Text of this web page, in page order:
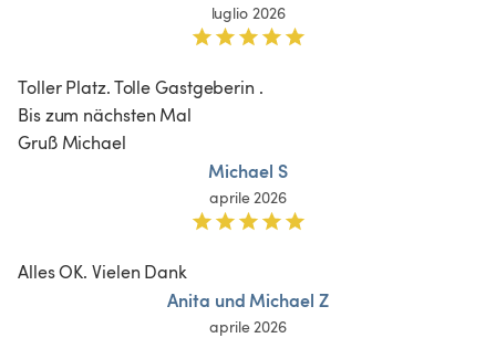
luglio 2026
Toller Platz. Tolle Gastgeberin .
Bis zum nächsten Mal
Gruß Michael
Michael S
aprile 2026
Alles OK. Vielen Dank
Anita und Michael Z
aprile 2026